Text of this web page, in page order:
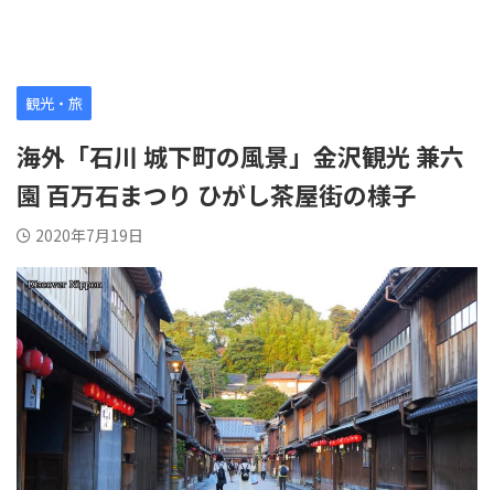
観光・旅
海外「石川 城下町の風景」金沢観光 兼六
園 百万石まつり ひがし茶屋街の様子
2020年7月19日